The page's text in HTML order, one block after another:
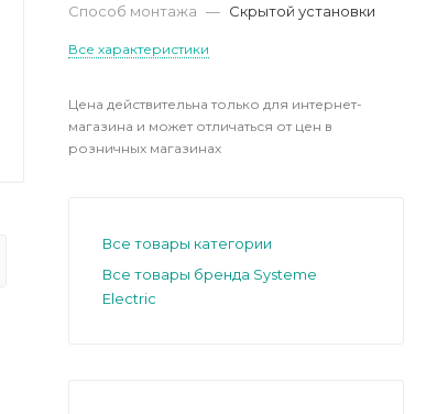
Способ монтажа — Скрытой установки
Все характеристики
Цена действительна только для интернет-
магазина и может отличаться от цен в
розничных магазинах
Все товары категории
Все товары бренда Systeme
Electric